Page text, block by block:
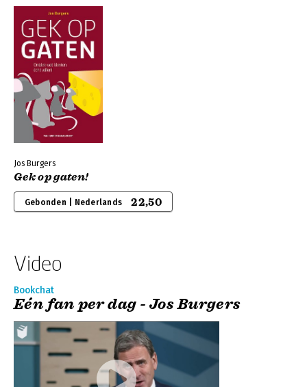
Jos Burgers
Gek op gaten!
Gebonden | Nederlands 22,50
Video
Bookchat
Eén fan per dag - Jos Burgers